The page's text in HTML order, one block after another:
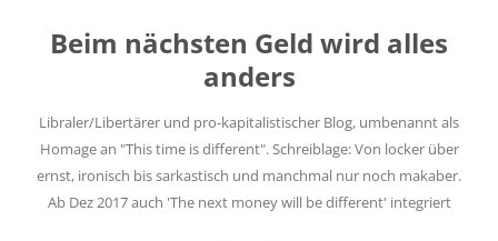
springen
Beim nächsten Geld wird alles
anders
Libraler/Libertärer und pro-kapitalistischer Blog, umbenannt als
Homage an "This time is different". Schreiblage: Von locker über
ernst, ironisch bis sarkastisch und manchmal nur noch makaber.
Ab Dez 2017 auch 'The next money will be different' integriert